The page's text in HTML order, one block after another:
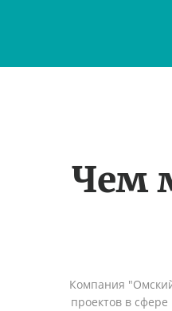
Чем
Компания
проектов в